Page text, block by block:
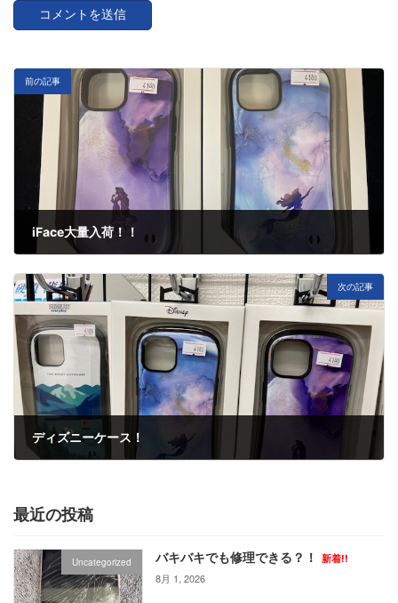
前の記事
iFace大量入荷！！
次の記事
ディズニーケース！
最近の投稿
Uncategorized バキバキでも修理できる？！ 新着!!
8月 1, 2026